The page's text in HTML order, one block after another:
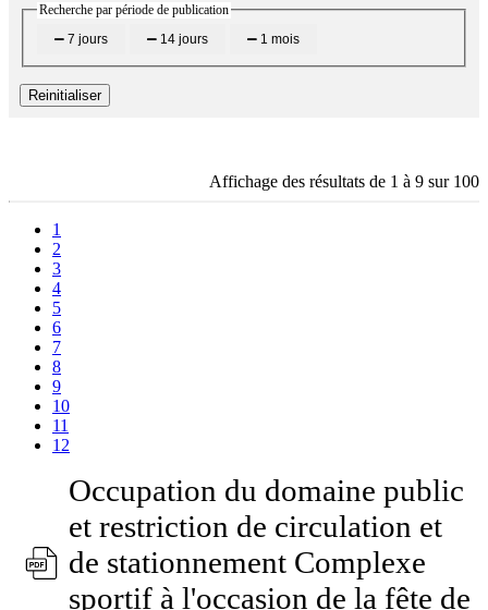
Recherche par période de publication
7 jours
14 jours 1 mois
Reinitialiser
Affichage des résultats de 1 à 9 sur 100
1
2
3
4
5
6
7
8
9
10
11
12
Occupation du domaine public
et restriction de circulation et
de stationnement Complexe
sportif à l'occasion de la fête de